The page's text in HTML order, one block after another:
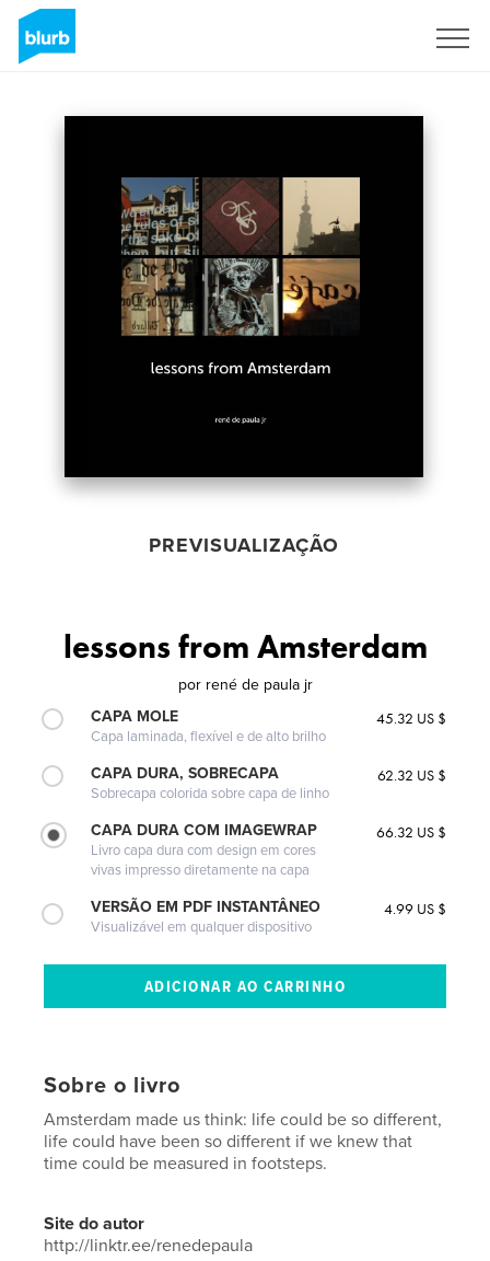
PREVISUALIZAÇÃO
lessons from Amsterdam
por rené de paula jr
CAPA MOLE
Capa laminada, flexível e de alto brilho
45.32 US $
CAPA DURA, SOBRECAPA
Sobrecapa colorida sobre capa de linho
62.32 US $
CAPA DURA COM IMAGEWRAP
Livro capa dura com design em cores
vivas impresso diretamente na capa
66.32 US $
VERSÃO EM PDF INSTANTÂNEO
Visualizável em qualquer dispositivo
4.99 US $
Sobre o livro
Amsterdam made us think: life could be so different,
life could have been so different if we knew that
time could be measured in footsteps.
Site do autor
http://linktr.ee/renedepaula